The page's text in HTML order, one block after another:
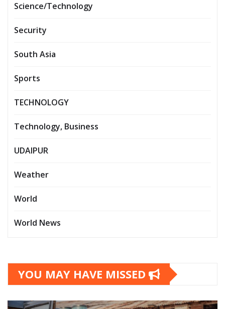
Science/Technology
Security
South Asia
Sports
TECHNOLOGY
Technology, Business
UDAIPUR
Weather
World
World News
YOU MAY HAVE MISSED